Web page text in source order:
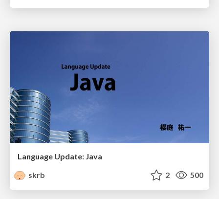
Language Update: Java
skrb
2 500